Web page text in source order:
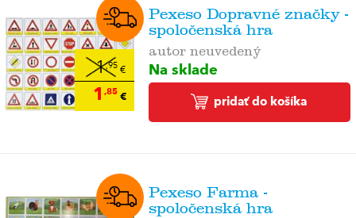
1,95€
1 ,85€
Pexeso Dopravné značky -
spoločenská hra
autor neuvedený
Na sklade
pridať do košíka
Pexeso Farma -
spoločenská hra